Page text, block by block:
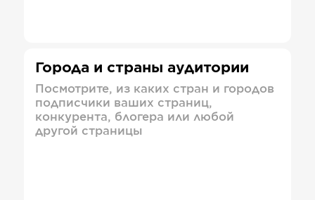
Города и страны аудитории
Посмотрите, из каких стран и городов
подписчики ваших страниц,
конкурента, блогера или любой
другой страницы